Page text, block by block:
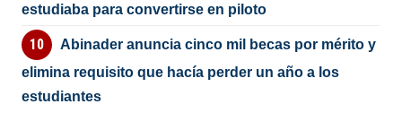
estudiaba para convertirse en piloto
Abinader anuncia cinco mil becas por mérito y
elimina requisito que hacía perder un año a los
estudiantes